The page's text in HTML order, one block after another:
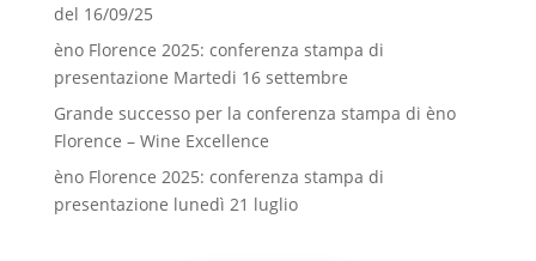
del 16/09/25
èno Florence 2025: conferenza stampa di
presentazione Martedi 16 settembre
Grande successo per la conferenza stampa di èno
Florence – Wine Excellence
èno Florence 2025: conferenza stampa di
presentazione lunedì 21 luglio